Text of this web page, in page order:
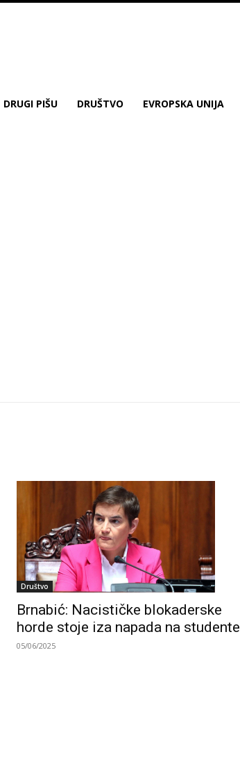
DRUGI PIŠU DRUŠTVO EVROPSKA UNIJA
Društvo
Brnabić: Nacističke blokaderske
horde stoje iza napada na studente
05/06/2025